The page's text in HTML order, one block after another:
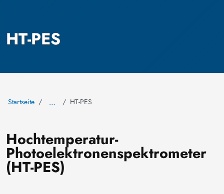
HT-PES
Startseite … HT-PES
Hochtemperatur-
Photoelektronenspektrometer
(HT-PES)